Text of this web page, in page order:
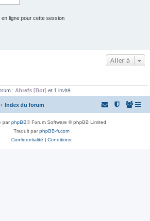
ligne pour cette session
Aller à
: Ahrefs [Bot] et 1 invité
Index du forum
parphpBB® Forum Software © phpBB Limited
Traduit parphpBB-fr.com
Confidentialité | Conditions